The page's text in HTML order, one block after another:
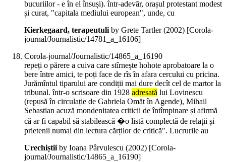
bucuriilor - e în el însuși). într-adevăr, orașul protestant modest
și curat, "capitala mediului european", unde, cu
Kierkegaard, terapeutuliby Grete Tartler (2002) [Corola-
journal/Journalistic/14781_a_16106]
Corola-journal/Journalistic/14865_a_16190
repeți o părere a cuiva care stîrnește hohote aprobatoare la o
bere între amici, te poți face de rîs în afara cercului cu pricina.
Jurămîntul tiparului are condiții mai dure decît cel de martor la
tribunal. într-o scrisoare din 1928 adresată lui Lovinescu
(repusă în circulație de Gabriela Omăt în Agende), Mihail
Sebastian acuză mondenitatea criticii de întîmpinare și afirmă
că ar fi capabil să stabilească �o listă complectă de relații și
prietenii numai din lectura cărților de critică". Lucrurile au
Urechiștiiby Ioana Pârvulescu (2002) [Corola-
journal/Journalistic/14865_a_16190]